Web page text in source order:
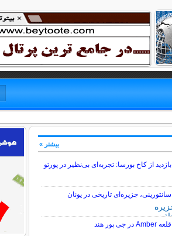
بازدید از کاخ بورسا: تجربه‌ای بی‌نظیر در پورتو
سانتورینی، جزیره‌ای تاریخی در یونان
قلعه Amber در جی پور هند
بیشتر »